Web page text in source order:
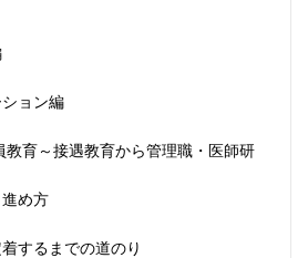
ョン編
育～接遇教育から管理職・医師研
め方
するまでの道のり